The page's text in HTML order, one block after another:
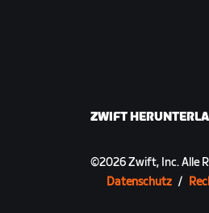
ZWIFT
©2026Zwift, Inc.Alle
Datenschutz /